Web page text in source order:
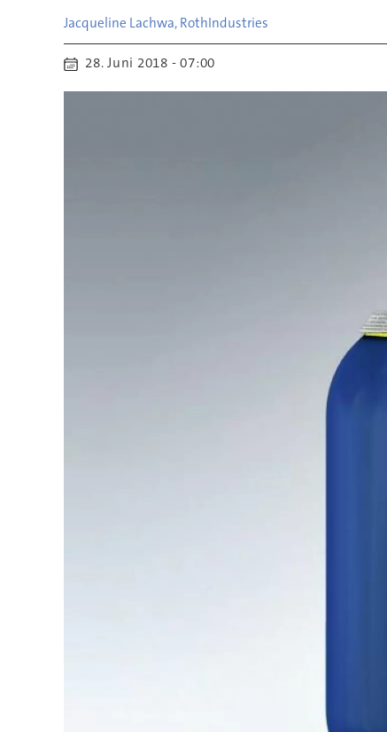
Jacqueline Lachwa, RothIndustries
28. Juni 2018 - 07:00